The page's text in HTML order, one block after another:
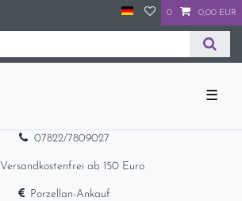
0 0,00 EUR
☰
07822/7809027
Versandkostenfrei ab 150 Euro
Porzellan-Ankauf